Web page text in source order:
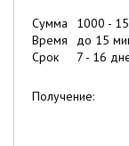
Сумма 1000 -
Время
до 15
Срок
7 - 16
Получение: